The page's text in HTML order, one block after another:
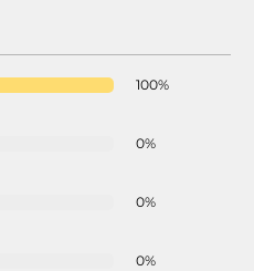
5 von 5 Sternen
100%
0%
0%
0%